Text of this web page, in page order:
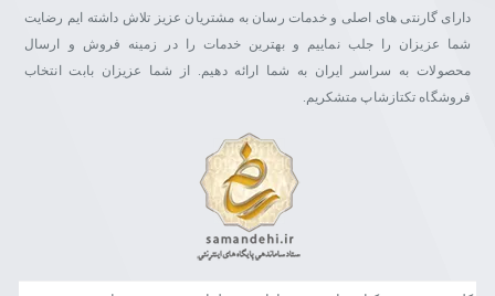
دارای گارنتی های اصلی و خدمات رسان به مشتریان عزیز تلاش داشته ایم رضایت
شما عزیزان را جلب نماییم و بهترین خدمات را در زمینه فروش و ارسال
محصولات به سراسر ایران به شما ارائه دهیم. از شما عزیزان بابت انتخاب
فروشگاه تکتازشاپ متشکریم.